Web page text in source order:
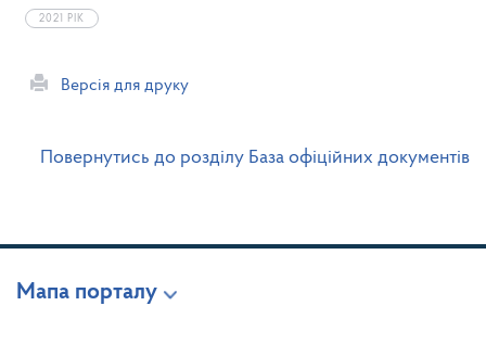
2021 РІК
Версія для друку
Повернутись до розділу База офіційних документів
Мапа порталу